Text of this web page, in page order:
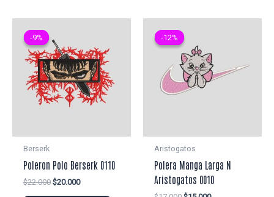
-9%
-9%
Berserk
Poleron Polo Berserk 0110
$22.000 El
$20.000El
-12%
-12%
Aristogatos
Polera Manga Larga N
Aristogatos 0010